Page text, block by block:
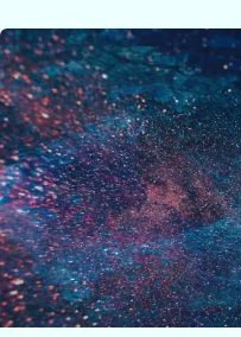
destrói
a
essência